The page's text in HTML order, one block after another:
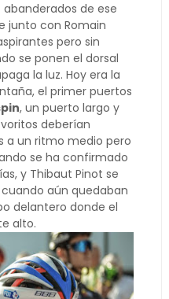
de ese
junto con Romain
pero sin
se ponen el dorsal
la luz. Hoy era la
el primer puertos
, un puerto largo y
deberían
a un ritmo medio pero
se ha confirmado
y Thibaut Pinot se
aún quedaban
delantero donde el
alto.